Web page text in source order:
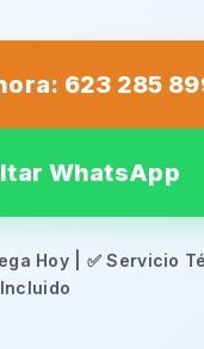
623 285
WhatsApp
Hoy | ✅ Servicio
Incluido